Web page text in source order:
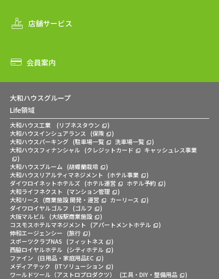
店舗サービス
会員案内
大和ハウスグループ
Life領域
大和ハウス工業 (リブネスタウン
)
大和ハウスインシュアランス
(保険
)
大和ハウスパーキング (駐車場一覧 洗車場一覧
)
大和ハウスフィナンシャル (クレジットカード
キャッシュレス事業
)
大和ハウスブルーム (胡蝶蘭栽培
)
大和ハウスリアルティマネジメント (ホテル事業
)
ダイワロイネットホテルズ (ホテル運営 ホテル予約
)
大和ライフネクスト (マンション管理
)
大和リース
(商業施設 開発・運営 カーリース
)
ダイワロイヤルゴルフ (ゴルフ
)
大阪マルビル (大阪駅商業施設
)
コスモスホテルマネジメント (アパートメントホテル
)
伸和エージェンシー (旅行
)
スポーツクラブNAS (フィットネス
)
西脇ロイヤルホテル (シティホテル
)
ファイン (日用品・家庭用品EC
)
メディアテック (ITソリューション
)
ワールドツール（アストロプロダクツ）
(工具・DIY・整備用品 )